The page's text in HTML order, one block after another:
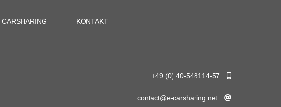
CARSHARING KONTAKT
+49 (0) 40-548114-57
contact@e-carsharing.net